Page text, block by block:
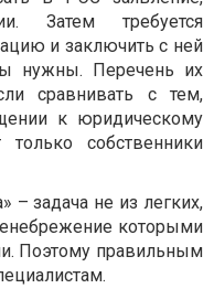
Затем требуется
и заключить с ней
нужны. Перечень их
сравнивать с тем,
к юридическому
собственники
– задача не из легких,
которыми
Поэтому правильным